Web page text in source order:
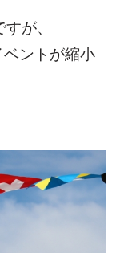
が、
ントが縮小